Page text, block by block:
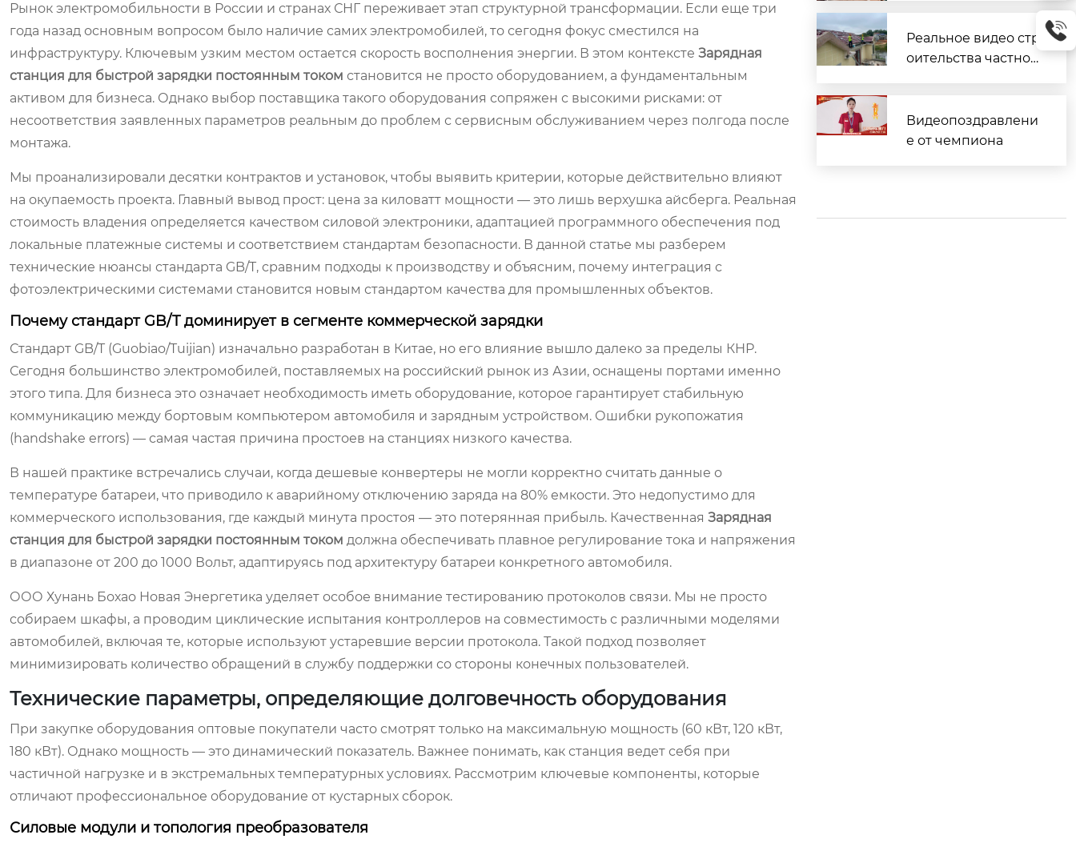
Рынок электромобильности в России и странах СНГ переживает этап структурной трансформации. Если еще три
года назад основным вопросом было наличие самих электромобилей, то сегодня фокус сместился на
инфраструктуру. Ключевым узким местом остается скорость восполнения энергии. В этом контексте Зарядная
станция для быстрой зарядки постоянным током становится не просто оборудованием, а фундаментальным
активом для бизнеса. Однако выбор поставщика такого оборудования сопряжен с высокими рисками: от
несоответствия заявленных параметров реальным до проблем с сервисным обслуживанием через полгода после
монтажа.
Мы проанализировали десятки контрактов и установок, чтобы выявить критерии, которые действительно влияют
на окупаемость проекта. Главный вывод прост: цена за киловатт мощности — это лишь верхушка айсберга. Реальная
стоимость владения определяется качеством силовой электроники, адаптацией программного обеспечения под
локальные платежные системы и соответствием стандартам безопасности. В данной статье мы разберем
технические нюансы стандарта GB/T, сравним подходы к производству и объясним, почему интеграция с
фотоэлектрическими системами становится новым стандартом качества для промышленных объектов.
Почему стандарт GB/T доминирует в сегменте коммерческой зарядки
Стандарт GB/T (Guobiao/Tuijian) изначально разработан в Китае, но его влияние вышло далеко за пределы КНР.
Сегодня большинство электромобилей, поставляемых на российский рынок из Азии, оснащены портами именно
этого типа. Для бизнеса это означает необходимость иметь оборудование, которое гарантирует стабильную
коммуникацию между бортовым компьютером автомобиля и зарядным устройством. Ошибки рукопожатия
(handshake errors) — самая частая причина простоев на станциях низкого качества.
В нашей практике встречались случаи, когда дешевые конвертеры не могли корректно считать данные о
температуре батареи, что приводило к аварийному отключению заряда на 80% емкости. Это недопустимо для
коммерческого использования, где каждый минута простоя — это потерянная прибыль. Качественная Зарядная
станция для быстрой зарядки постоянным током должна обеспечивать плавное регулирование тока и напряжения
в диапазоне от 200 до 1000 Вольт, адаптируясь под архитектуру батареи конкретного автомобиля.
ООО Хунань Бохао Новая Энергетика уделяет особое внимание тестированию протоколов связи. Мы не просто
собираем шкафы, а проводим циклические испытания контроллеров на совместимость с различными моделями
автомобилей, включая те, которые используют устаревшие версии протокола. Такой подход позволяет
минимизировать количество обращений в службу поддержки со стороны конечных пользователей.
Технические параметры, определяющие долговечность оборудования
При закупке оборудования оптовые покупатели часто смотрят только на максимальную мощность (60 кВт, 120 кВт,
180 кВт). Однако мощность — это динамический показатель. Важнее понимать, как станция ведет себя при
частичной нагрузке и в экстремальных температурных условиях. Рассмотрим ключевые компоненты, которые
отличают профессиональное оборудование от кустарных сборок.
Силовые модули и топология преобразователя
Реальное видео стр
оительства частног
Видеопоздравлени
е от чемпиона